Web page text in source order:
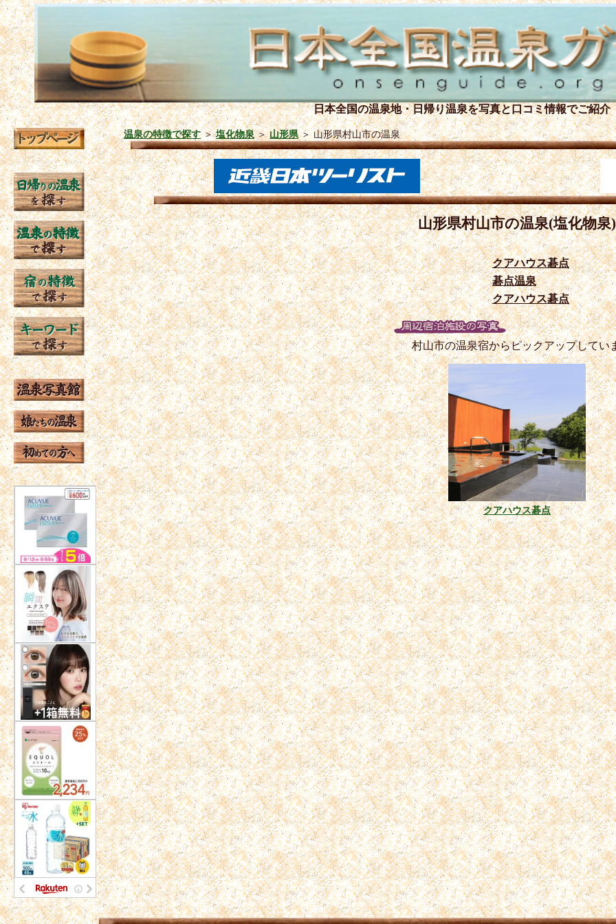
日本全国の温泉地・日帰り温泉を写真と口コミ情報でご紹介
温泉の特徴で探す＞塩化物泉＞山形県＞山形県村山市の温泉
山形県村山市の温泉(塩化物泉)
クアハウス碁点
碁点温泉
クアハウス碁点
村山市の温泉宿からピックアップしてい
クアハウス碁点